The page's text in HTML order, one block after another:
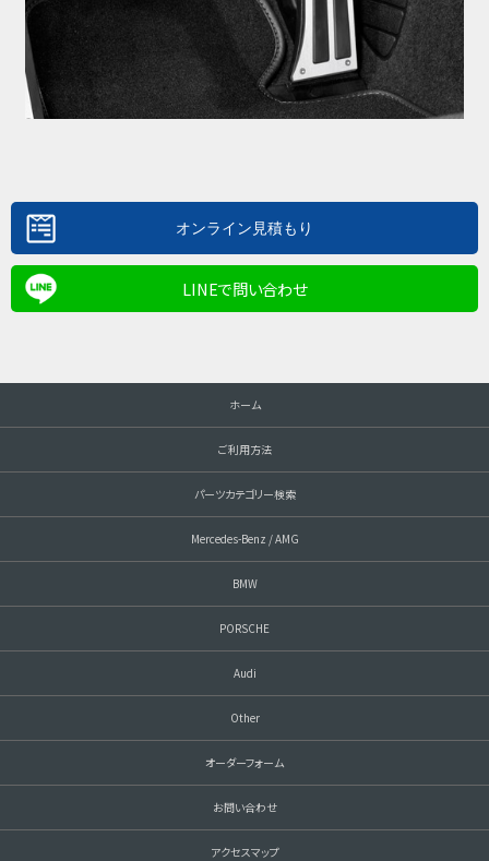
LINEで問い合わせ
ホーム
ご利用方法
パーツカテゴリー検索
Mercedes-Benz / AMG
BMW
PORSCHE
Audi
Other
オーダーフォーム
お問い合わせ
アクセスマップ